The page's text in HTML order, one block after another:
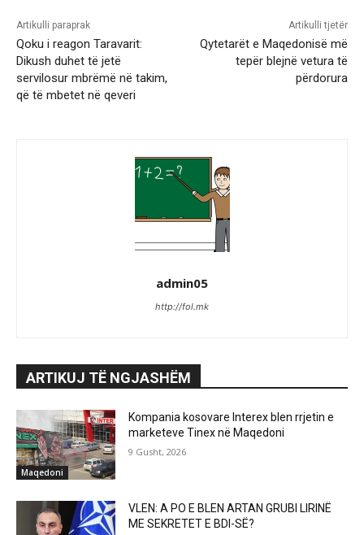
Artikulli paraprak
Qoku i reagon Taravarit:
Dikush duhet të jetë
servilosur mbrëmë në takim,
që të mbetet në qeveri
Artikulli tjetër
Qytetarët e Maqedonisë më
tepër blejnë vetura të
përdorura
admin05
http://fol.mk
ARTIKUJ TË NGJASHËM
Maqedoni
Kompania kosovare Interex blen rrjetin e
marketeve Tinex në Maqedoni
9 Gusht, 2026
VLEN: A PO E BLEN ARTAN GRUBI LIRINË
ME SEKRETET E BDI-SË?